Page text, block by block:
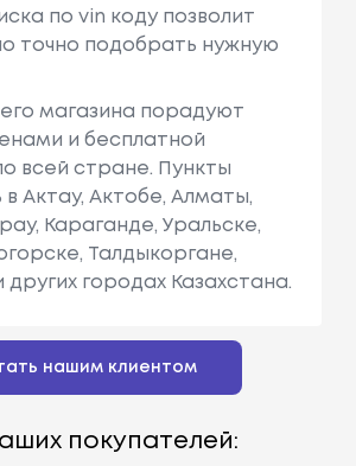
по vin коду позволит
точно подобрать нужную
магазина порадуют
и бесплатной
всей стране. Пункты
в Актау, Актобе, Алматы,
Караганде, Уральске,
Талдыкоргане,
городах Казахстана.
нашим клиентом
покупателей: